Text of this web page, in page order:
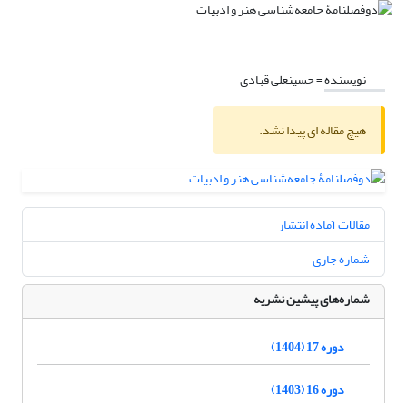
نویسنده =حسینعلی قبادی
هیچ مقاله ای پیدا نشد.
مقالات آماده انتشار
شماره جاری
شماره‌های پیشین نشریه
دوره 17 (1404)
دوره 16 (1403)